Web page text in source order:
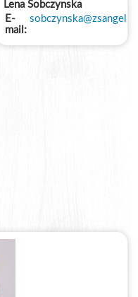
Lena Sobczynska
E-
mail: